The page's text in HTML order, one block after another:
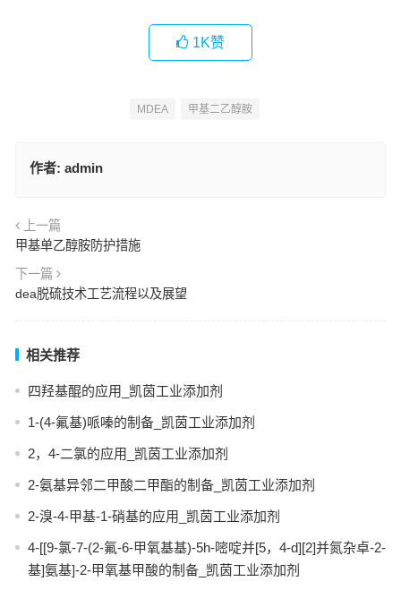
1K赞
MDEA 甲基二乙醇胺
作者: admin
上一篇
甲基单乙醇胺防护措施
下一篇
dea脱硫技术工艺流程以及展望
相关推荐
四羟基醌的应用_凯茵工业添加剂
1-(4-氟基)哌嗪的制备_凯茵工业添加剂
2，4-二氯的应用_凯茵工业添加剂
2-氨基异邻二甲酸二甲酯的制备_凯茵工业添加剂
2-溴-4-甲基-1-硝基的应用_凯茵工业添加剂
4-[[9-氯-7-(2-氟-6-甲氧基基)-5h-嘧啶并[5，4-d][2]并氮杂卓-2-
基]氨基]-2-甲氧基甲酸的制备_凯茵工业添加剂